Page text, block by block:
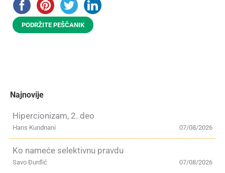
PODRŽITE PEŠČANIK
Najnovije
Hipercionizam, 2. deo
07/08/2026
Hans Kundnani
Ko nameće selektivnu pravdu
07/08/2026
Savo Đurđić